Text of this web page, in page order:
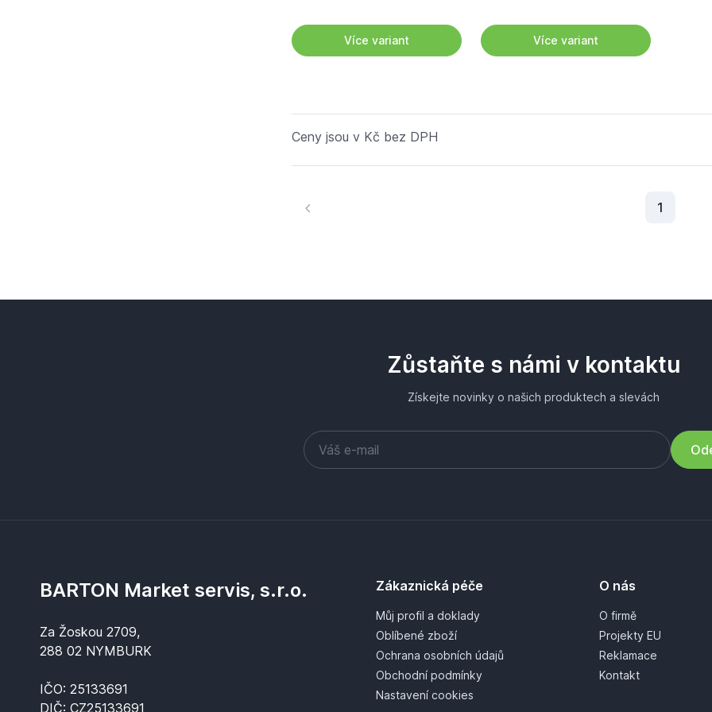
Více variant Více variant
Ceny jsou v Kč bez DPH
1
Zůstaňte s námi v kontaktu
Získejte novinky o našich produktech a slevách
BARTON Market servis, s.r.o.
Za Žoskou 2709,
288 02 NYMBURK
IČO: 25133691
DIČ: CZ25133691
Zákaznická péče
Můj profil a doklady
Oblíbené zboží
Ochrana osobních údajů
Obchodní podmínky
Nastavení cookies
O nás
O firmě
Projekty EU
Reklamace
Kontakt